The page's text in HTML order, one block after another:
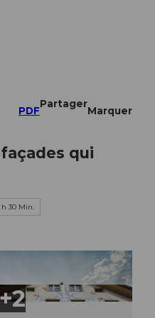
PDF
Partager
Marquer
qui
h 30 Min.